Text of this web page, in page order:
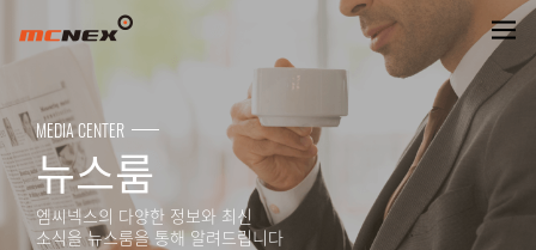
NEWSROOM
MEDIA CENTER
뉴스룸
엠씨넥스의 다양한 정보와 최신
소식을 뉴스룸을 통해 알려드립니다